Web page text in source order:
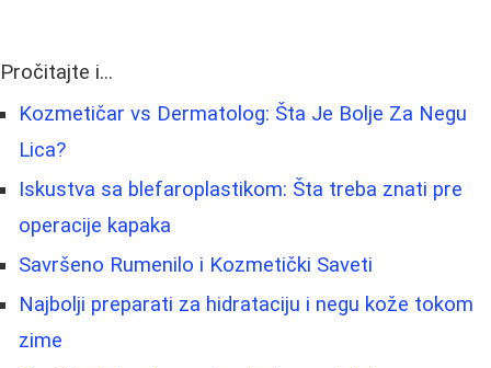
Pročitajte i...
Kozmetičar vs Dermatolog: Šta Je Bolje Za Negu
Lica?
Iskustva sa blefaroplastikom: Šta treba znati pre
operacije kapaka
Savršeno Rumenilo i Kozmetički Saveti
Najbolji preparati za hidrataciju i negu kože tokom
zime